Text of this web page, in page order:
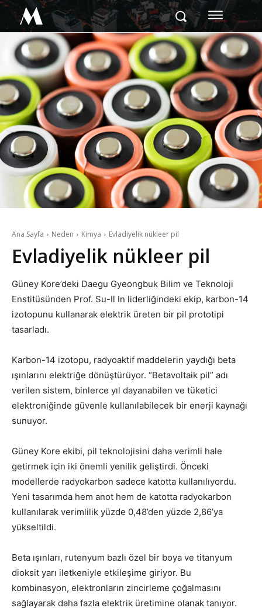
M
Ana Sayfa Neden Kimya Evladiyelik nükleer pil
Evladiyelik nükleer pil
Güney Kore’deki Daegu Gyeongbuk Bilim ve Teknoloji
Enstitüsünden Prof. Su-Il In liderliğindeki ekip, karbon-14
izotopunu kullanarak elektrik üreten bir pil prototipi
tasarladı.
Karbon-14 izotopu, radyoaktif maddelerin yaydığı beta
ışınlarını elektriğe dönüştürüyor. “Betavoltaik pil” adı
verilen sistem, binlerce yıl dayanabilen ve tüketici
elektroniğinde güvenle kullanılabilecek bir enerji kaynağı
sunuyor.
Güney Kore ekibi, pil teknolojisini daha verimli hale
getirmek için iki önemli yenilik geliştirdi. Önceki
modellerde radyokarbon sadece katotta kullanılıyordu.
Yeni tasarımda hem anot hem de katotta radyokarbon
kullanılarak verimlilik yüzde 0,48’den yüzde 2,86’ya
yükseltildi.
Beta ışınları, rutenyum bazlı özel bir boya ve titanyum
dioksit yarı iletkeniyle etkileşime giriyor. Bu
kombinasyon, elektronların zincirleme çoğalmasını
sağlayarak daha fazla elektrik üretimine olanak tanıyor.